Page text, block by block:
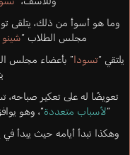
وما هو أسوأ من ذلك، يتلقى
مجلس الطلاب “شينو
يلتقي “تسودا” بأعضاء مجلس
تعويضًا له على تعكير صباحه،
“لأسباب متعددة“، وهو
وهكذا تبدأ أيامه حيث يبدأ في